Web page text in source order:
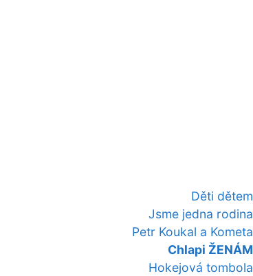
Děti dětem
Jsme jedna rodina
Petr Koukal a Kometa
Chlapi ŽENÁM
Hokejová tombola